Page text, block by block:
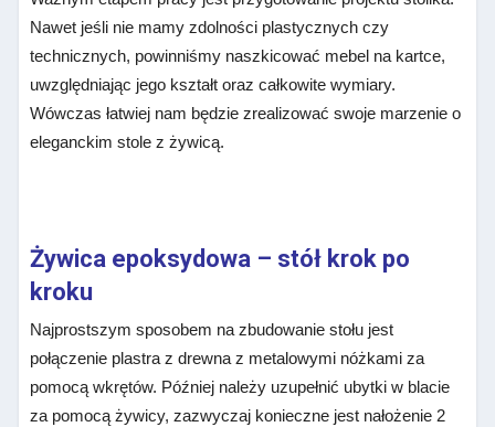
Nawet jeśli nie mamy zdolności plastycznych czy
technicznych, powinniśmy naszkicować mebel na kartce,
uwzględniając jego kształt oraz całkowite wymiary.
Wówczas łatwiej nam będzie zrealizować swoje marzenie o
eleganckim stole z żywicą.
Żywica epoksydowa – stół krok po
kroku
Najprostszym sposobem na zbudowanie stołu jest
połączenie plastra z drewna z metalowymi nóżkami za
pomocą wkrętów. Później należy uzupełnić ubytki w blacie
za pomocą żywicy, zazwyczaj konieczne jest nałożenie 2